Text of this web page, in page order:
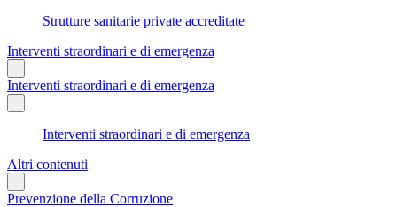
Strutture sanitarie private accreditate
Interventi straordinari e di emergenza
Interventi straordinari e di emergenza
Interventi straordinari e di emergenza
Altri contenuti
Prevenzione della Corruzione